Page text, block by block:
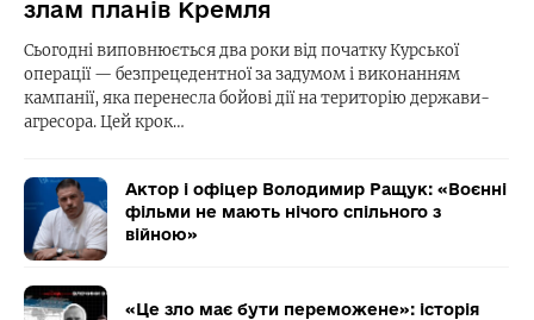
злам планів Кремля
Сьогодні виповнюється два роки від початку Курської
операції — безпрецедентної за задумом і виконанням
кампанії, яка перенесла бойові дії на територію держави-
агресора. Цей крок…
Актор і офіцер Володимир Ращук: «Воєнні
фільми не мають нічого спільного з
війною»
«Це зло має бути переможене»: історія